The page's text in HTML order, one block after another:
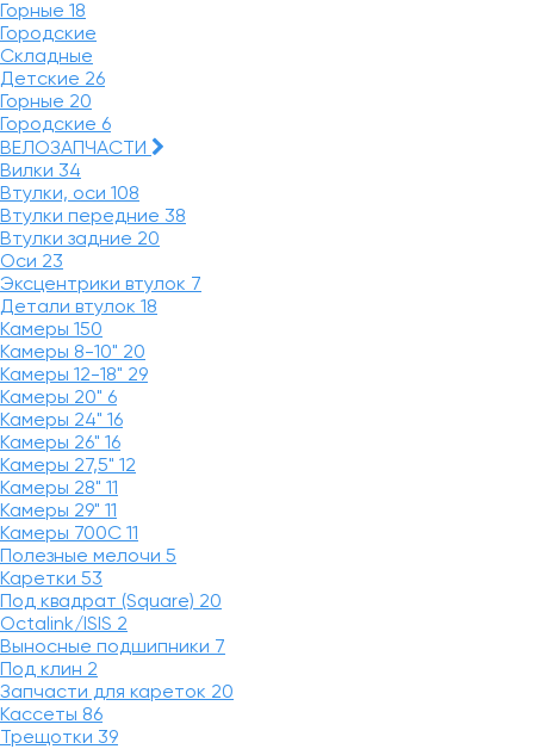
Горные 18
Городские
Складные
Детские 26
Горные 20
Городские 6
ВЕЛОЗАПЧАСТИ
Вилки 34
Втулки, оси 108
Втулки передние 38
Втулки задние 20
Оси 23
Эксцентрики втулок 7
Детали втулок 18
Камеры 150
Камеры 8-10" 20
Камеры 12-18" 29
Камеры 20" 6
Камеры 24" 16
Камеры 26" 16
Камеры 27,5" 12
Камеры 28" 11
Камеры 29" 11
Камеры 700C 11
Полезные мелочи 5
Каретки 53
Под квадрат (Square) 20
Octalink/ISIS 2
Выносные подшипники 7
Под клин 2
Запчасти для кареток 20
Кассеты 86
Трещотки 39